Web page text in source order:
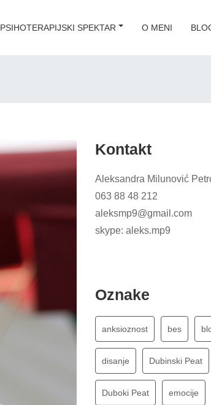
PSIHOTERAPIJSKI SPEKTAR O MENI
Kontakt
Aleksandra Milunović
063 88 48 212
aleksmp9@gmail.com
skype: aleks.mp9
Oznake
anksioznost bes
disanje Dubinski Peat
Duboki Peat emocije